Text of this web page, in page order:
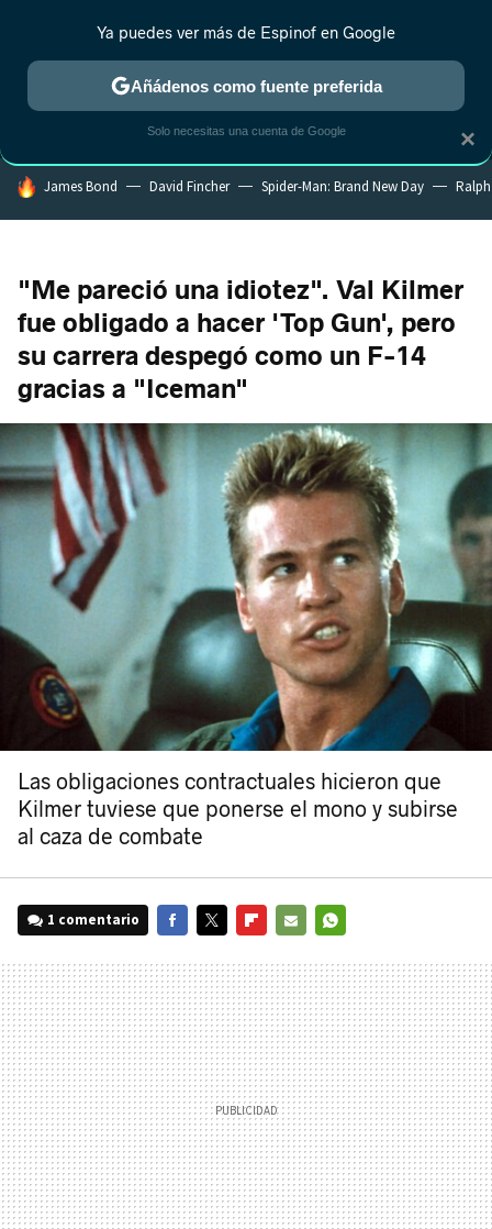
MENÚ NUEVO
ESTRENOS REALITY ANIME RANKINGS CINE
HOY SE HABLA DE
James Bond David Fincher Spider-Man: Brand New Day
"Me pareció una idiotez". Val Kilmer
fue obligado a hacer 'Top Gun', pero
su carrera despegó como un F-14
gracias a "Iceman"
Las obligaciones contractuales hicieron que
Kilmer tuviese que ponerse el mono y subirse
al caza de combate
1 comentario
MAIL
×
Ya puedes ver más de Espinof en Google
Añádenos como fuente preferida
Solo necesitas una cuenta de Google